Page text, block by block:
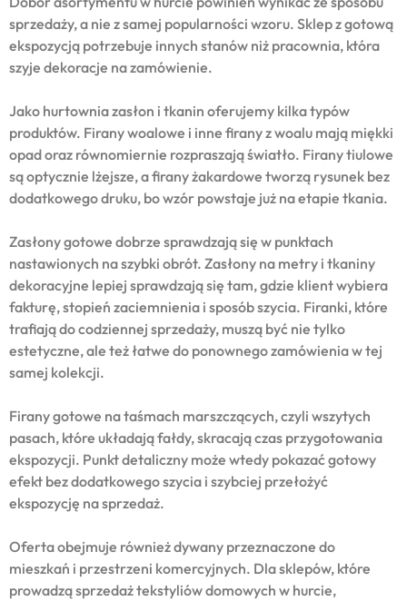
sprzedaży, a nie z samej popularności wzoru. Sklep z gotową
ekspozycją potrzebuje innych stanów niż pracownia, która
szyje dekoracje na zamówienie.
Jako hurtownia zasłon i tkanin oferujemy kilka typów
produktów. Firany woalowe i inne firany z woalu mają miękki
opad oraz równomiernie rozpraszają światło. Firany tiulowe
są optycznie lżejsze, a firany żakardowe tworzą rysunek bez
dodatkowego druku, bo wzór powstaje już na etapie tkania.
Zasłony gotowe dobrze sprawdzają się w punktach
nastawionych na szybki obrót. Zasłony na metry i tkaniny
dekoracyjne lepiej sprawdzają się tam, gdzie klient wybiera
fakturę, stopień zaciemnienia i sposób szycia. Firanki, które
trafiają do codziennej sprzedaży, muszą być nie tylko
estetyczne, ale też łatwe do ponownego zamówienia w tej
samej kolekcji.
Firany gotowe na taśmach marszczących, czyli wszytych
pasach, które układają fałdy, skracają czas przygotowania
ekspozycji. Punkt detaliczny może wtedy pokazać gotowy
efekt bez dodatkowego szycia i szybciej przełożyć
ekspozycję na sprzedaż.
Oferta obejmuje również dywany przeznaczone do
mieszkań i przestrzeni komercyjnych. Dla sklepów, które
prowadzą sprzedaż tekstyliów domowych w hurcie,